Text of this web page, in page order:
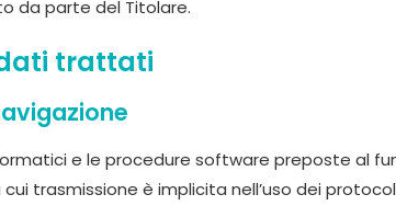
da parte del Titolare.
trattati
e le procedure software preposte al
cui trasmissione è implicita nell’uso dei